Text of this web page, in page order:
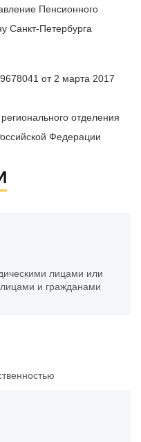
Пенсионного
Санкт-Петербурга
от 2 марта 2017
отделения
Федерации
лицами или
и гражданами